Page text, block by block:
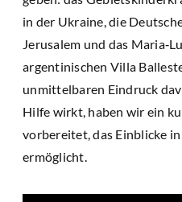
in der Ukraine, die
Jerusalem und das
argentinischen Villa
unmittelbaren Eindruck
Hilfe wirkt, haben wir ein
vorbereitet, das Einblicke
ermöglicht.